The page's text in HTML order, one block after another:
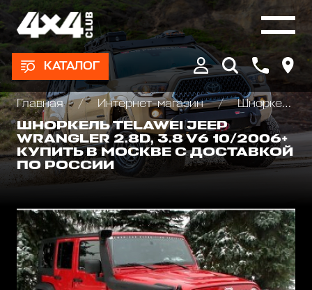
КАТАЛОГ
Главная Интернет-магазин
Шноркели
ШНОРКЕЛЬ TELAWEI JEEP
WRANGLER 2.8D, 3.8 V6 10/2006+
КУПИТЬ В МОСКВЕ С ДОСТАВКОЙ
ПО РОССИИ